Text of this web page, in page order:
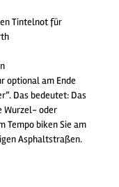
Tintelnot für
optional am Ende
Das bedeutet: Das
Wurzel- oder
Tempo biken Sie am
Asphaltstraßen.